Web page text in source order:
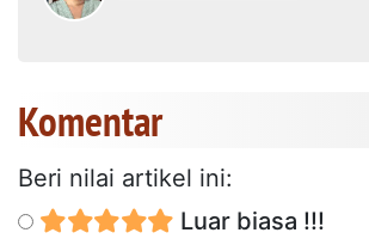
Komentar
Beri nilai artikel ini:
Luar biasa !!!